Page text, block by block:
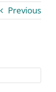
Previous